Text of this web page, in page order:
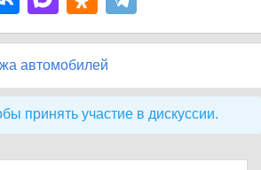
автомобилей
принять участие в дискуссии.